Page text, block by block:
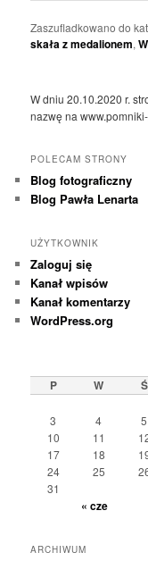
Zaszufladkowano do
skała z medalionem,
W dniu 20.10.2020 r.
nazwę na
POLECAM STRONY
Blog fotograficzny
Blog Pawła Lenarta
UŻYTKOWNIK
Zaloguj się
Kanał wpisów
Kanał komentarzy
WordPress.org
P W Ś
3
4 5
10
11
17
18
24
25
31
« cze
ARCHIWUM